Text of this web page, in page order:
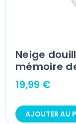
Neige
mémoire
19,99 €
AJOUTER AU